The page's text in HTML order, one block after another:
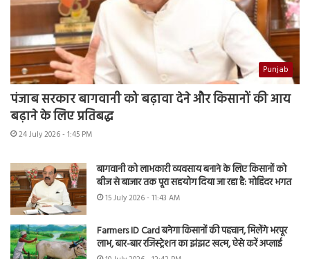
Punjab
पंजाब सरकार बागवानी को बढ़ावा देने और किसानों की आय
बढ़ाने के लिए प्रतिबद्ध
24 July 2026 - 1:45 PM
बागवानी को लाभकारी व्यवसाय बनाने के लिए किसानों को
बीज से बाजार तक पूरा सहयोग दिया जा रहा है: मोहिंदर भगत
15 July 2026 - 11:43 AM
Farmers ID Card बनेगा किसानों की पहचान, मिलेंगे भरपूर
लाभ, बार-बार रजिस्ट्रेशन का झंझट खत्म, ऐसे करें अप्लाई